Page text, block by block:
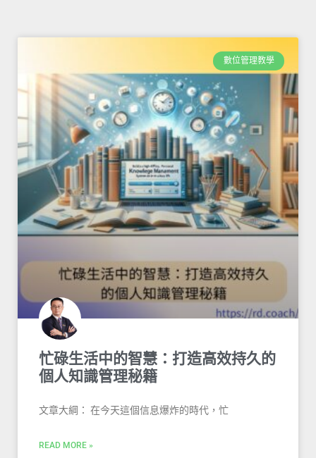
數位管理教學
忙碌生活中的智慧：打造高效持久的
個人知識管理秘籍
文章大綱： 在今天這個信息爆炸的時代，忙
READ MORE »